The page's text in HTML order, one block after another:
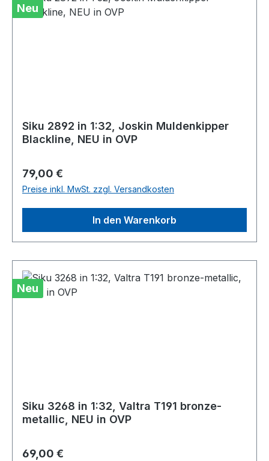
Neu
Siku 2892 in 1:32, Joskin Muldenkipper
Blackline, NEU in OVP
Regulärer Preis:
79,00 €
Preise inkl. MwSt. zzgl. Versandkosten
In den Warenkorb
Neu
Siku 3268 in 1:32, Valtra T191 bronze-
metallic, NEU in OVP
Regulärer Preis:
69,00 €